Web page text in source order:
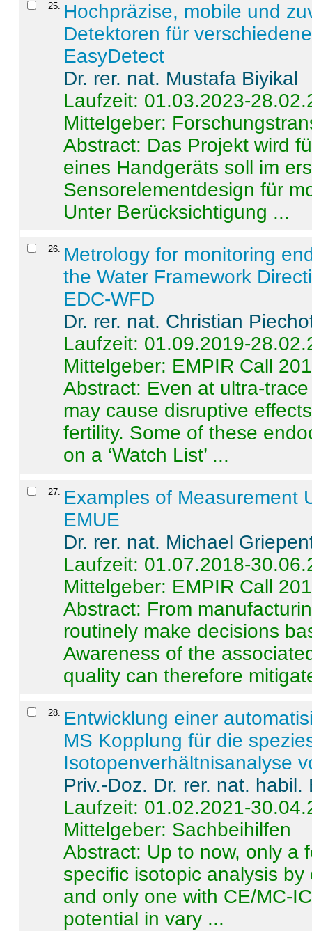
25. Hochpräzise, mobile und
Detektoren für
EasyDetect
Dr. rer. nat. Mustafa Biyikal
Laufzeit: 01.03.2023-
Mittelgeber:
Abstract: Das Projekt wird
eines Handgeräts soll im
Sensorelementdesign für
Unter Berücksichtigung ...
26. Metrology for monitoring
the Water Framework
EDC-WFD
Dr. rer. nat. Christian
Laufzeit: 01.09.2019-
Mittelgeber: EMPIR Call
Abstract: Even at ultra-
may cause disruptive
fertility. Some of these
on a ‘Watch List’ ...
27. Examples of Measurement
EMUE
Dr. rer. nat. Michael
Laufzeit: 01.07.2018-
Mittelgeber: EMPIR Call
Abstract: From
routinely make decisions
Awareness of the
quality can therefore
28. Entwicklung einer
MS Kopplung für die
Isotopenverhältnisanalyse
Priv.-Doz. Dr. rer. nat.
Laufzeit: 01.02.2021-
Mittelgeber: Sachbeihilfen
Abstract: Up to now, only a
specific isotopic analysis
and only one with CE/MC-
potential in vary ...